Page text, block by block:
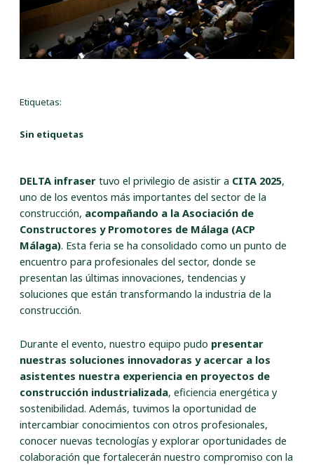
Etiquetas:
Sin etiquetas
DELTA infrasertuvo el privilegio de asistir a CITA 2025,
uno de los eventos más importantes del sector de la
construcción, acompañando a la Asociación de
Constructores y Promotores de Málaga (ACP
Málaga). Esta feria se ha consolidado como un punto de
encuentro para profesionales del sector, donde se
presentan las últimas innovaciones, tendencias y
soluciones que están transformando la industria de la
construcción.
Durante el evento, nuestro equipo pudo presentar
nuestras soluciones innovadoras y acercar a los
asistentes nuestra experiencia en proyectos de
construcción industrializada, eficiencia energética y
sostenibilidad. Además, tuvimos la oportunidad de
intercambiar conocimientos con otros profesionales,
conocer nuevas tecnologías y explorar oportunidades de
colaboración que fortalecerán nuestro compromiso con la